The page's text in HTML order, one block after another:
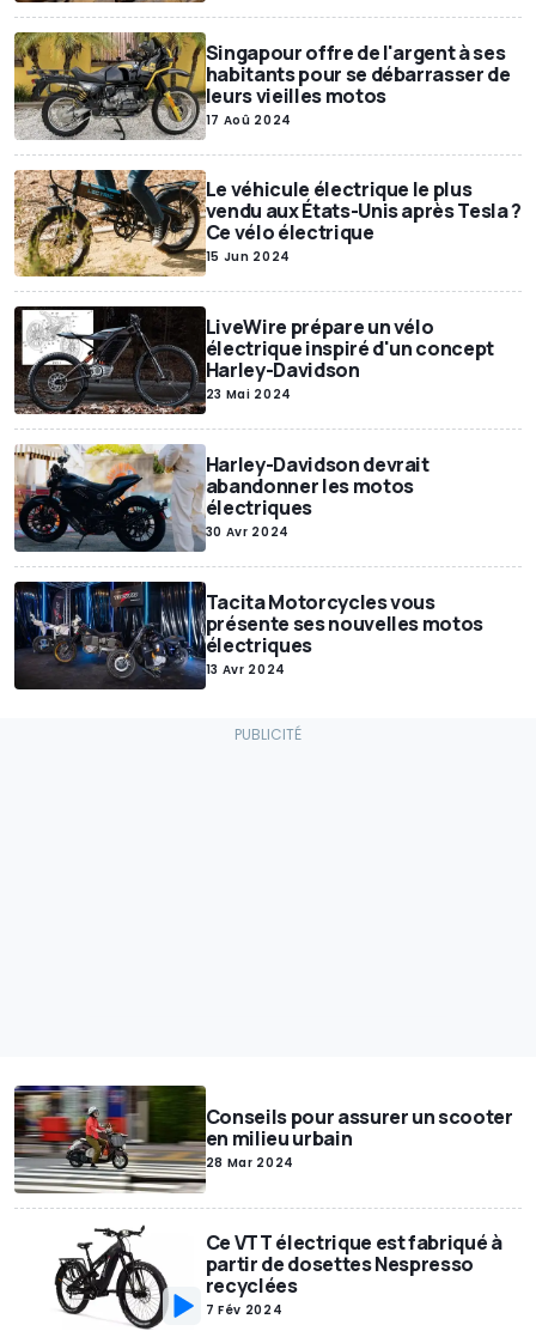
Singapour offre de l'argent à ses
habitants pour se débarrasser de
leurs vieilles motos
17 Aoû 2024
Le véhicule électrique le plus
vendu aux États-Unis après Tesla ?
Ce vélo électrique
15 Jun 2024
LiveWire prépare un vélo
électrique inspiré d'un concept
Harley-Davidson
23 Mai 2024
Harley-Davidson devrait
abandonner les motos
électriques
30 Avr 2024
Tacita Motorcycles vous
présente ses nouvelles motos
électriques
13 Avr 2024
Conseils pour assurer un scooter
en milieu urbain
28 Mar 2024
Ce VTT électrique est fabriqué à
partir de dosettes Nespresso
recyclées
7 Fév 2024